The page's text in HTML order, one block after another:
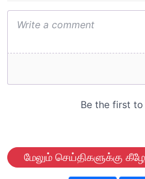
மேலும் செய்திகளுக்கு